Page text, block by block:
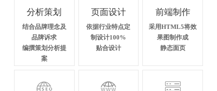
分析策划
结合品牌理念及
品牌诉求
编撰策划分析提
案
页面设计
依据行业特点定
制设计100%
贴合设计
前端制作
采用HTML5将效
果图制作成
静态面页